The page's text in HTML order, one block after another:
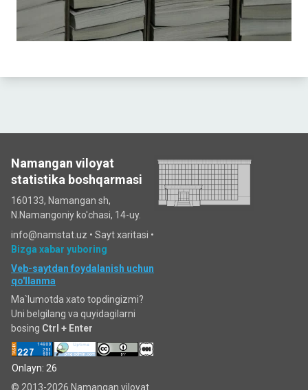
Namangan viloyat
statistika boshqarmasi
160133, Namangan sh,
N.Namangoniy ko'chasi, 14-uy.
info@namstat.uz • Sayt xaritasi •
Bizga xabar yuboring
Veb-saytdan foydalanish uchun
qo'llanma
Ma`lumotda xato topdingizmi?
Uni belgilang va quyidagilarni
bosing Ctrl + Enter
Onlayn: 26
© 2013-2026 Namangan viloyat